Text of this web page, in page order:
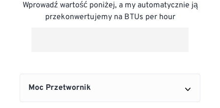
Wprowadź wartość poniżej, a my automatycznie ją
przekonwertujemy na BTUs per hour